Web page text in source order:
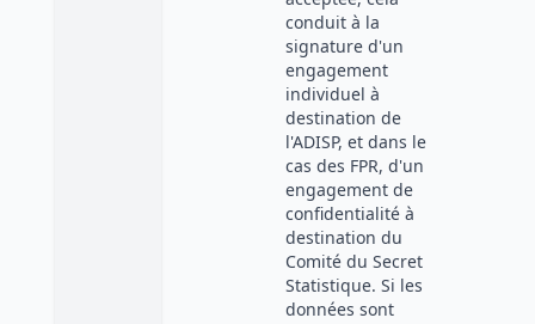
conduit à la
signature d'un
engagement
individuel à
destination de
l'ADISP, et dans le
cas des FPR, d'un
engagement de
confidentialité à
destination du
Comité du Secret
Statistique. Si les
données sont